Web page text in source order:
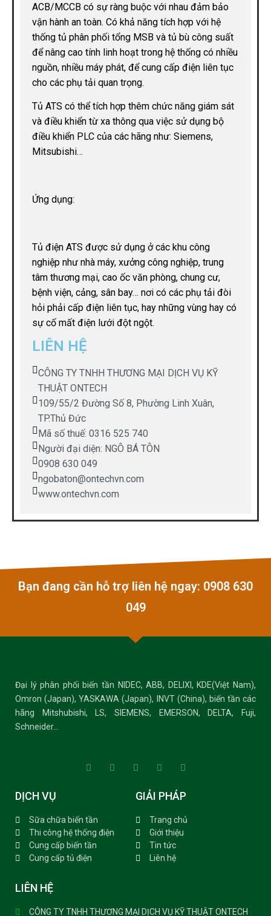
ACB/MCCB có sự ràng buộc với nhau đảm bảo
vận hành an toàn. Có khả năng tích hợp với hệ
thống tủ phân phối tổng MSB và tủ bù công suất
để nâng cao tính linh hoạt trong hệ thống có nhiều
nguồn, nhiều máy phát, để cung cấp điện liên tục
cho các phụ tải quan trọng.
Tủ ATS có thể tích hợp thêm chức năng giám sát
và điều khiển từ xa thông qua việc sử dụng bộ
điều khiển PLC của các hãng như: Siemens,
Mitsubishi…
Ứng dụng:
Tủ điện ATS được sử dụng ở các khu công
nghiệp như nhà máy, xưởng công nghiệp, trung
tâm thương mại, cao ốc văn phòng, chung cư,
bệnh viện, cảng, sân bay… nơi có các phụ tải đòi
hỏi phải cấp điện liên tục, hay những vùng hay có
sự cố mất điện lưới đột ngột.
LIÊN HỆ
CÔNG TY TNHH THƯƠNG MẠI DỊCH VỤ KỸ
THUẬT ONTECH
109/55/2 Đường Số 8, Phường Linh Xuân,
TP.Thủ Đức
Mã số thuế: 0316 525 740
Người đại diện: NGÔ BÁ TÔN
0908 630 049
ngobaton@ontechvn.com
www.ontechvn.com
Bạn đang cần hỗ trợ liên hệ ngay: 0908 630
049
Đại lý phân phối biến tần NIDEC, ABB, DELIXI, KDE(Việt Nam),
Omron (Japan), YASKAWA (Japan), INVT (China), biến tần các
hãng Mitshubishi, LS, SIEMENS, EMERSON, DELTA, Fuji,
Schneider…
DỊCH VỤ
Sữa chữa biến tần
Thi công hệ thống điện
Cung cấp biến tần
Cung cấp tủ điện
GIẢI PHÁP
Trang chủ
Giới thiệu
Tin tức
Liên hệ
LIÊN HỆ
CÔNG TY TNHH THƯƠNG MẠI DỊCH VỤ KỸ THUẬT ONTECH